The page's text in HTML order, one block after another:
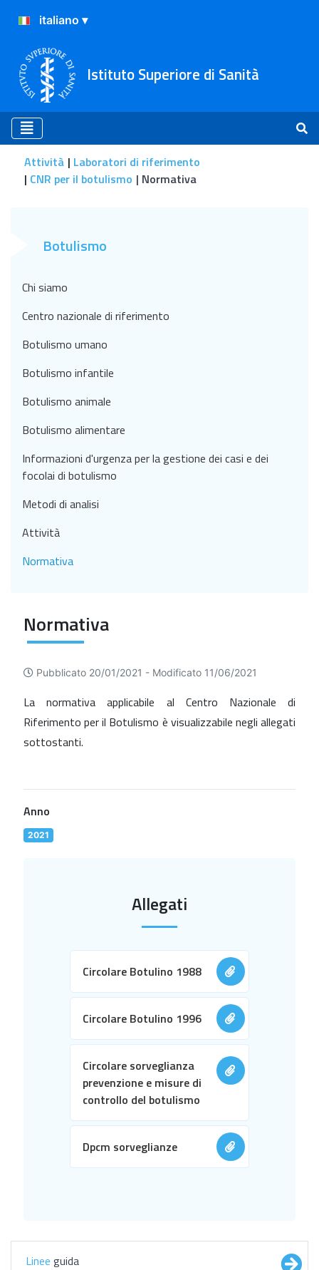
Istituto Superiore di Sanità
Attività Laboratori di riferimento
CNR per il botulismo
Normativa
Normativa
Pubblicato 20/01/2021 - Modificato 11/06/2021
La normativa applicabile al Centro Nazionale di
Riferimento per il Botulismo è visualizzabile negli allegati
sottostanti.
Anno
2021
Allegati
Circolare Botulino 1988
Circolare Botulino 1996
Circolare sorveglianza
prevenzione e misure di
controllo del botulismo
Dpcm sorveglianze
Linee guida
Botulismo
Chi siamo
Centro nazionale di riferimento
Botulismo umano
Botulismo infantile
Botulismo animale
Botulismo alimentare
Informazioni d'urgenza per la gestione dei casi e dei
focolai di botulismo
Metodi di analisi
Attività
Normativa